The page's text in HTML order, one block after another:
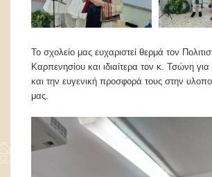
Το σχολείο μας ευχαριστεί θερμά τον
Καρπενησίου και ιδιαίτερα τον κ. Τσώνη
και την ευγενική προσφορά τους στην
μας.